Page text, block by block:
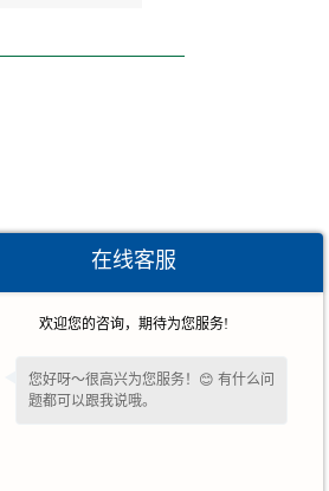
在线客服
欢迎您的咨询，期待为您服务!
您好呀～很高兴为您服务！😊 有什么问
题都可以跟我说哦。